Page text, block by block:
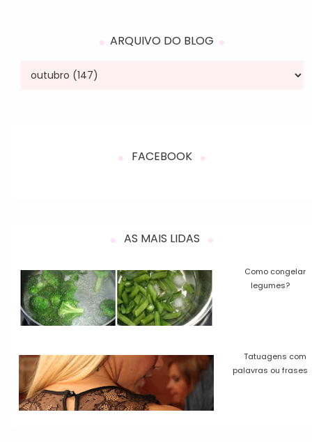
ARQUIVO DO BLOG
FACEBOOK
AS MAIS LIDAS
Como congelar
legumes?
Tatuagens com
palavras ou frases